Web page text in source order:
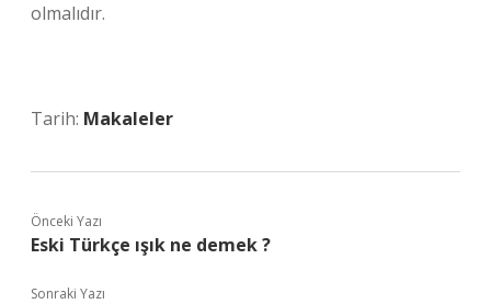
olmalıdır.
Tarih: Makaleler
Önceki Yazı
Eski Türkçe ışık ne demek ?
Sonraki Yazı